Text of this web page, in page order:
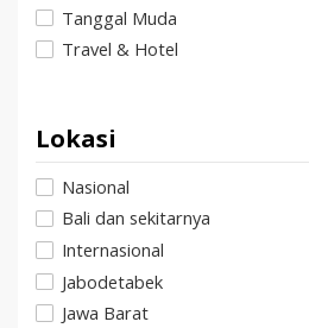
Tanggal Muda
Travel & Hotel
Lokasi
Nasional
Bali dan sekitarnya
Internasional
Jabodetabek
Jawa Barat